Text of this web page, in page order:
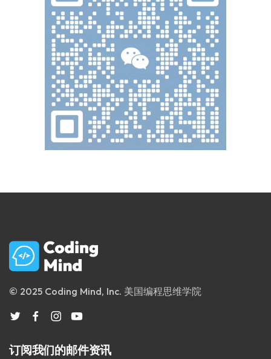
© 2025 Coding Mind, Inc. 美国编程思维学院
订阅我们的邮件资讯